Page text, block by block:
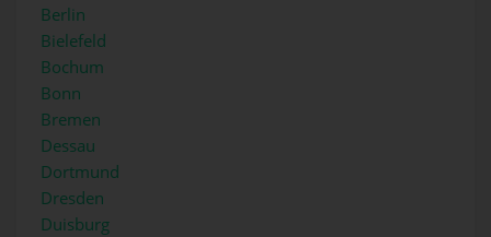
Berlin
Bielefeld
Bochum
Bonn
Bremen
Dessau
Dortmund
Dresden
Duisburg